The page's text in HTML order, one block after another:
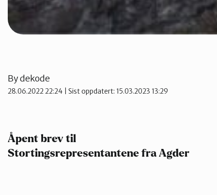
Bydekode
28.06.2022 22:24 | Sist oppdatert: 15.03.2023 13:29
Åpent brev til
Stortingsrepresentantene fra Agder